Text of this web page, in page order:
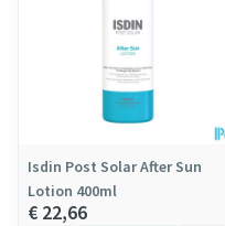
Isdin Post Solar After Sun
Lotion 400ml
€ 22,66